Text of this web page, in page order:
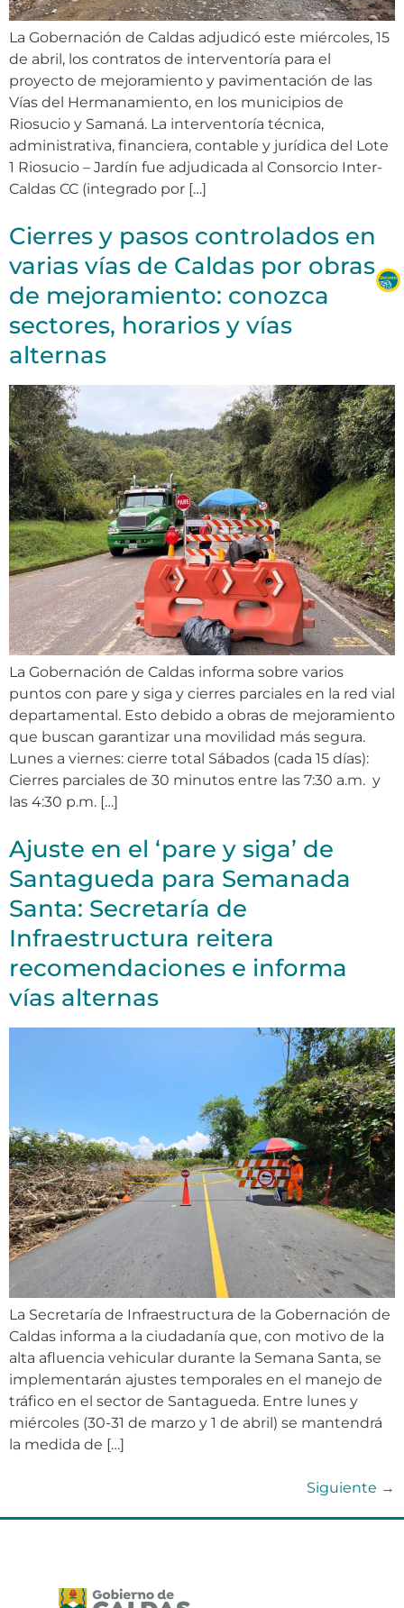
La Gobernación de Caldas adjudicó este miércoles, 15
de abril, los contratos de interventoría para el
proyecto de mejoramiento y pavimentación de las
Vías del Hermanamiento, en los municipios de
Riosucio y Samaná. La interventoría técnica,
administrativa, financiera, contable y jurídica del Lote
1 Riosucio – Jardín fue adjudicada al Consorcio Inter-
Caldas CC (integrado por […]
Cierres y pasos controlados en
varias vías de Caldas por obras
de mejoramiento: conozca
sectores, horarios y vías
alternas
La Gobernación de Caldas informa sobre varios
puntos con pare y siga y cierres parciales en la red vial
departamental. Esto debido a obras de mejoramiento
que buscan garantizar una movilidad más segura.
Lunes a viernes: cierre total Sábados (cada 15 días):
Cierres parciales de 30 minutos entre las 7:30 a.m. y
las 4:30 p.m. […]
Ajuste en el ‘pare y siga’ de
Santagueda para Semanada
Santa: Secretaría de
Infraestructura reitera
recomendaciones e informa
vías alternas
La Secretaría de Infraestructura de la Gobernación de
Caldas informa a la ciudadanía que, con motivo de la
alta afluencia vehicular durante la Semana Santa, se
implementarán ajustes temporales en el manejo de
tráfico en el sector de Santagueda. Entre lunes y
miércoles (30-31 de marzo y 1 de abril) se mantendrá
la medida de […]
Siguiente →